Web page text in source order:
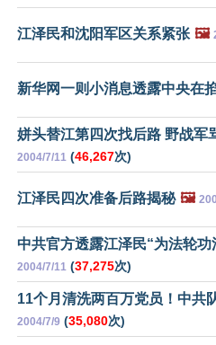
江泽民和沈阳军区关系紧张 🖼️
新华网一则小消息透露中央在
姘头替江第四次找后路 野战军
2004/7/11 (46,267次)
江泽民四次准备后路揭秘 🖼️
中共官方透露江泽民“为法轮功
2004/7/11 (37,275次)
11个月清洗两百万党员！中共
2004/7/9 (35,080次)